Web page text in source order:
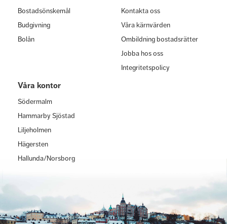
Bostadsönskemål
Budgivning
Bolån
Kontakta oss
Våra kärnvärden
Ombildning bostadsrätter
Jobba hos oss
Integritetspolicy
Våra kontor
Södermalm
Hammarby Sjöstad
Liljeholmen
Hägersten
Hallunda/Norsborg